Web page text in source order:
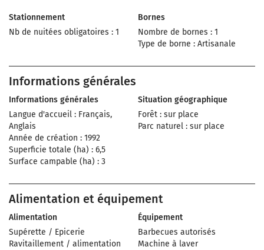
Stationnement
Nb de nuitées obligatoires : 1
Bornes
Nombre de bornes : 1
Type de borne : Artisanale
Informations générales
Informations générales
Langue d'accueil : Français,
Anglais
Année de création : 1992
Superficie totale (ha) : 6,5
Surface campable (ha) : 3
Situation géographique
Forêt : sur place
Parc naturel : sur place
Alimentation et équipement
Alimentation
Supérette / Epicerie
Ravitaillement / alimentation
Équipement
Barbecues autorisés
Machine à laver